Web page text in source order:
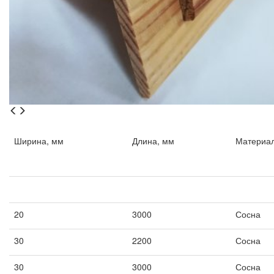
Ширина, мм Длина, мм
20 3000 Сосна
30 2200 Сосна
30 3000 Сосна